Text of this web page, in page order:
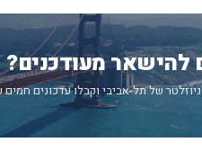
להישאר מעודכנים?
של תל-אביבי וקבלו עדכונים